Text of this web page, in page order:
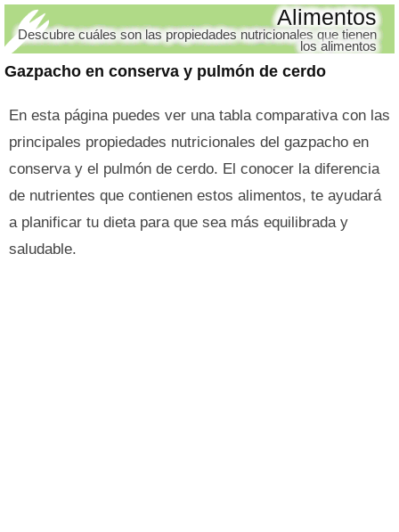
Gazpacho en conserva y pulmón de cerdo
Alimentos
Descubre cuáles son las propiedades nutricionales que tienen
los alimentos
En esta página puedes ver una tabla comparativa con las
principales propiedades nutricionales del gazpacho en
conserva y el pulmón de cerdo. El conocer la diferencia
de nutrientes que contienen estos alimentos, te ayudará
a planificar tu dieta para que sea más equilibrada y
saludable.